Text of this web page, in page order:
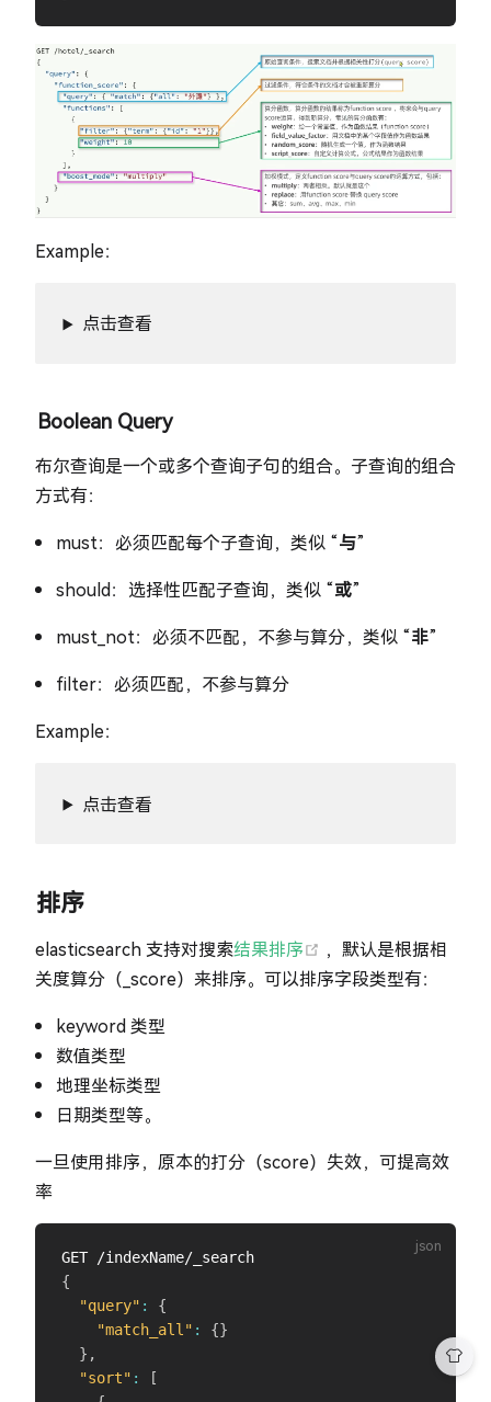
Example：
点击查看
Boolean Query
布尔查询是一个或多个查询子句的组合。子查询的组合
方式有：
must：必须匹配每个子查询，类似 “与”
should：选择性匹配子查询，类似 “或”
must_not：必须不匹配，不参与算分，类似 “非”
filter：必须匹配，不参与算分
Example：
点击查看
排序
elasticsearch 支持对搜索结果排序 (opens new window)
，默认是根据相
关度算分（_score）来排序。可以排序字段类型有：
keyword 类型
数值类型
地理坐标类型
日期类型等。
一旦使用排序，原本的打分（score）失效，可提高效
率
{
"query" :
{
"match_all" : {}
} ,
"sort" :
[